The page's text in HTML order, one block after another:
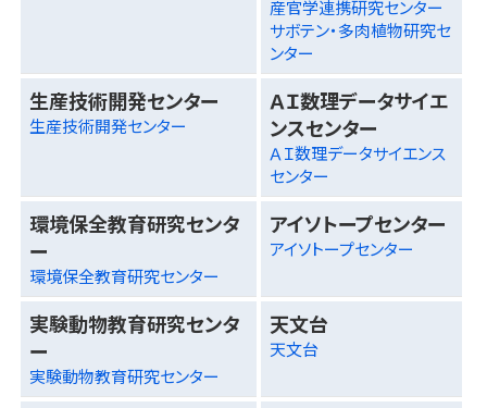
産官学連携研究センター
サボテン・多肉植物研究セ
ンター
生産技術開発センター
生産技術開発センター
ＡＩ数理データサイエ
ンスセンター
ＡＩ数理データサイエンス
センター
環境保全教育研究センタ
ー
環境保全教育研究センター
アイソトープセンター
アイソトープセンター
実験動物教育研究センタ
ー
実験動物教育研究センター
天文台
天文台